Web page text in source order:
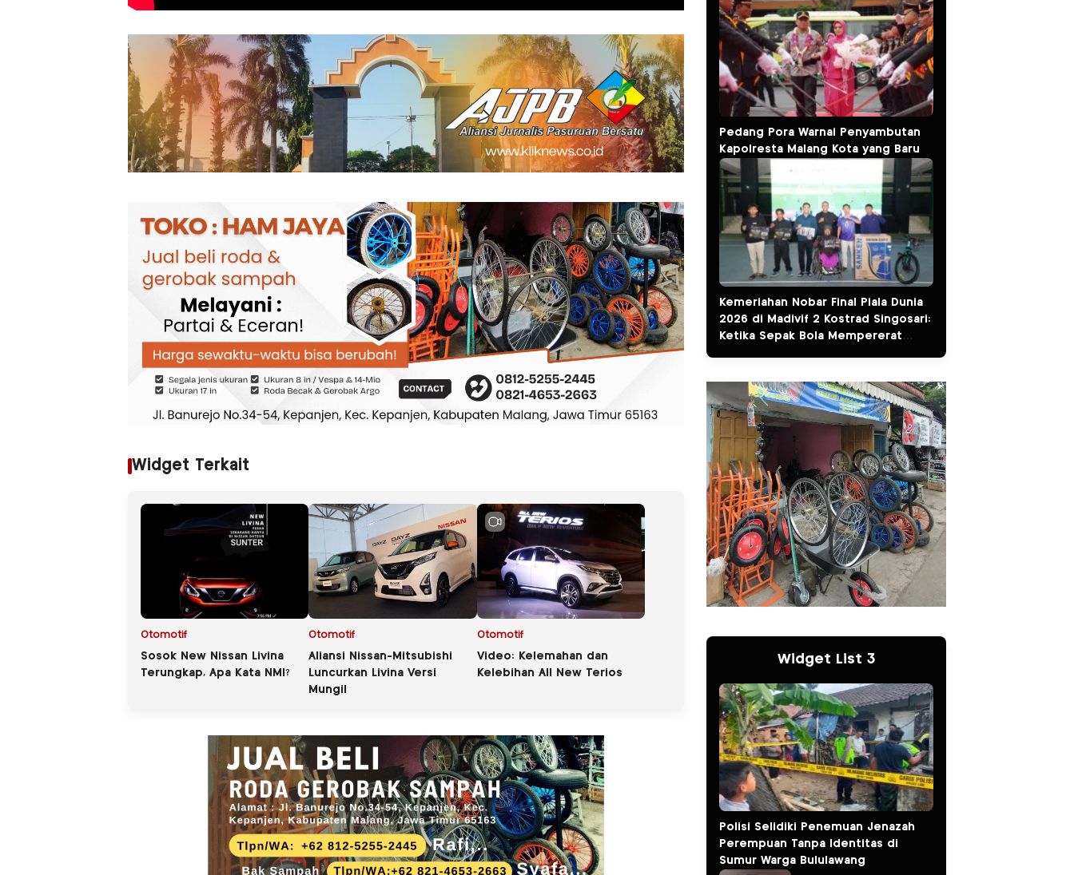
Widget Terkait
Otomotif
Sosok New Nissan Livina
Terungkap, Apa Kata NMI?
Otomotif
Aliansi Nissan-Mitsubishi
Luncurkan Livina Versi
Mungil
Otomotif
Video: Kelemahan dan
Kelebihan All New Terios
Pedang Pora Warnai Penyambutan
Kapolresta Malang Kota yang Baru
Kemeriahan Nobar Final Piala Dunia
2026 di Madivif 2 Kostrad Singosari:
Ketika Sepak Bola Mempererat
Widget List 3
Polisi Selidiki Penemuan Jenazah
Perempuan Tanpa Identitas di
Sumur Warga Bululawang